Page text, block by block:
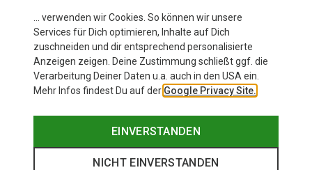
… verwenden wir Cookies. So können wir unsere
Services für Dich optimieren, Inhalte auf Dich
zuschneiden und dir entsprechend personalisierte
Anzeigen zeigen. Deine Zustimmung schließt ggf. die
Verarbeitung Deiner Daten u.a. auch in den USA ein.
Mehr Infos findest Du auf der Google Privacy Site.
EINVERSTANDEN
NICHT EINVERSTANDEN